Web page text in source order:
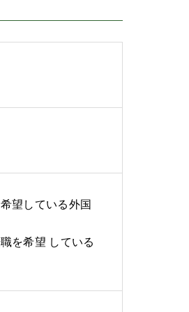
望している外国
を希望 している